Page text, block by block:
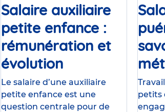
Salaire auxiliaire
petite enfance :
rémunération et
évolution
Le salaire d’une auxiliaire
petite enfance est une
question centrale pour de
petits